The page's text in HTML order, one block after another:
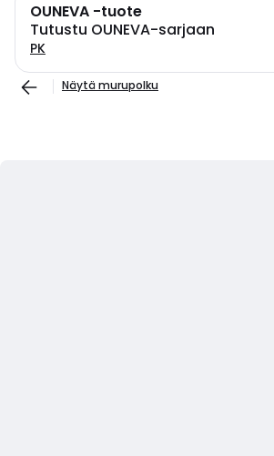
OUNEVA -tuote
Tutustu OUNEVA-sarjaan
PK
Näytä murupolku